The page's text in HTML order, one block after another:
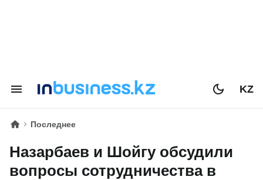
KZ
Последнее
Назарбаев и Шойгу обсудили
вопросы сотрудничества в